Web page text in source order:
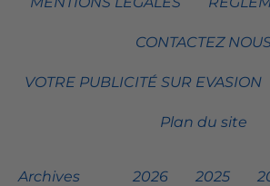
CONTACTEZ
VOTRE PUBLICITÉ SUR EVASION
Plan du site
Archives 2026 2025